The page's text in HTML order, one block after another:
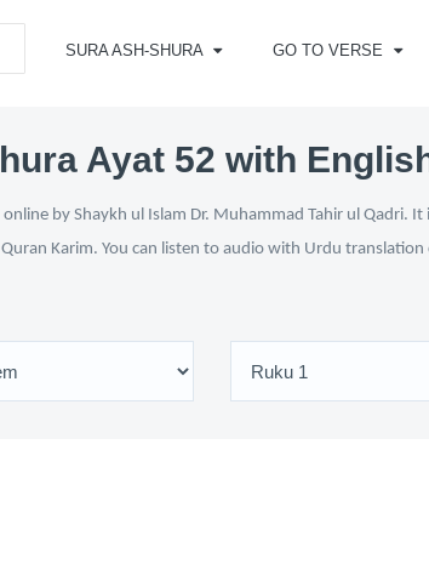
SURA ASH-SHURA GO TO VERSE
Ayat 52 with
by Shaykh ul Islam Dr. Muhammad Tahir ul Qadri.
Karim. You can listen to audio with Urdu